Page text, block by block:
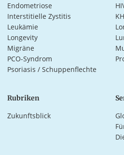
Endometriose
Interstitielle Zystitis
Leukämie
Longevity
Migräne
PCO-Syndrom
Psoriasis / Schuppenflechte
Rubriken
Zukunftsblick